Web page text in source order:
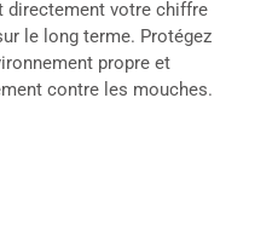
directement votre chiffre
le long terme. Protégez
propre et
contre les mouches.